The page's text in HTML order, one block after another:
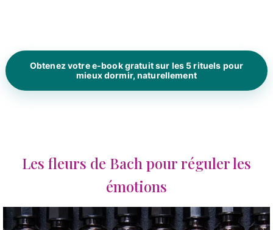
Obtenez votre e-book gratuit sur les 5 rituels pour
mieux dormir, naturellement
Les fleurs de Bach pour réguler les
émotions